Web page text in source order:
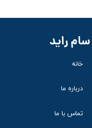
سام راید
خانه
درباره ما
تماس با ما